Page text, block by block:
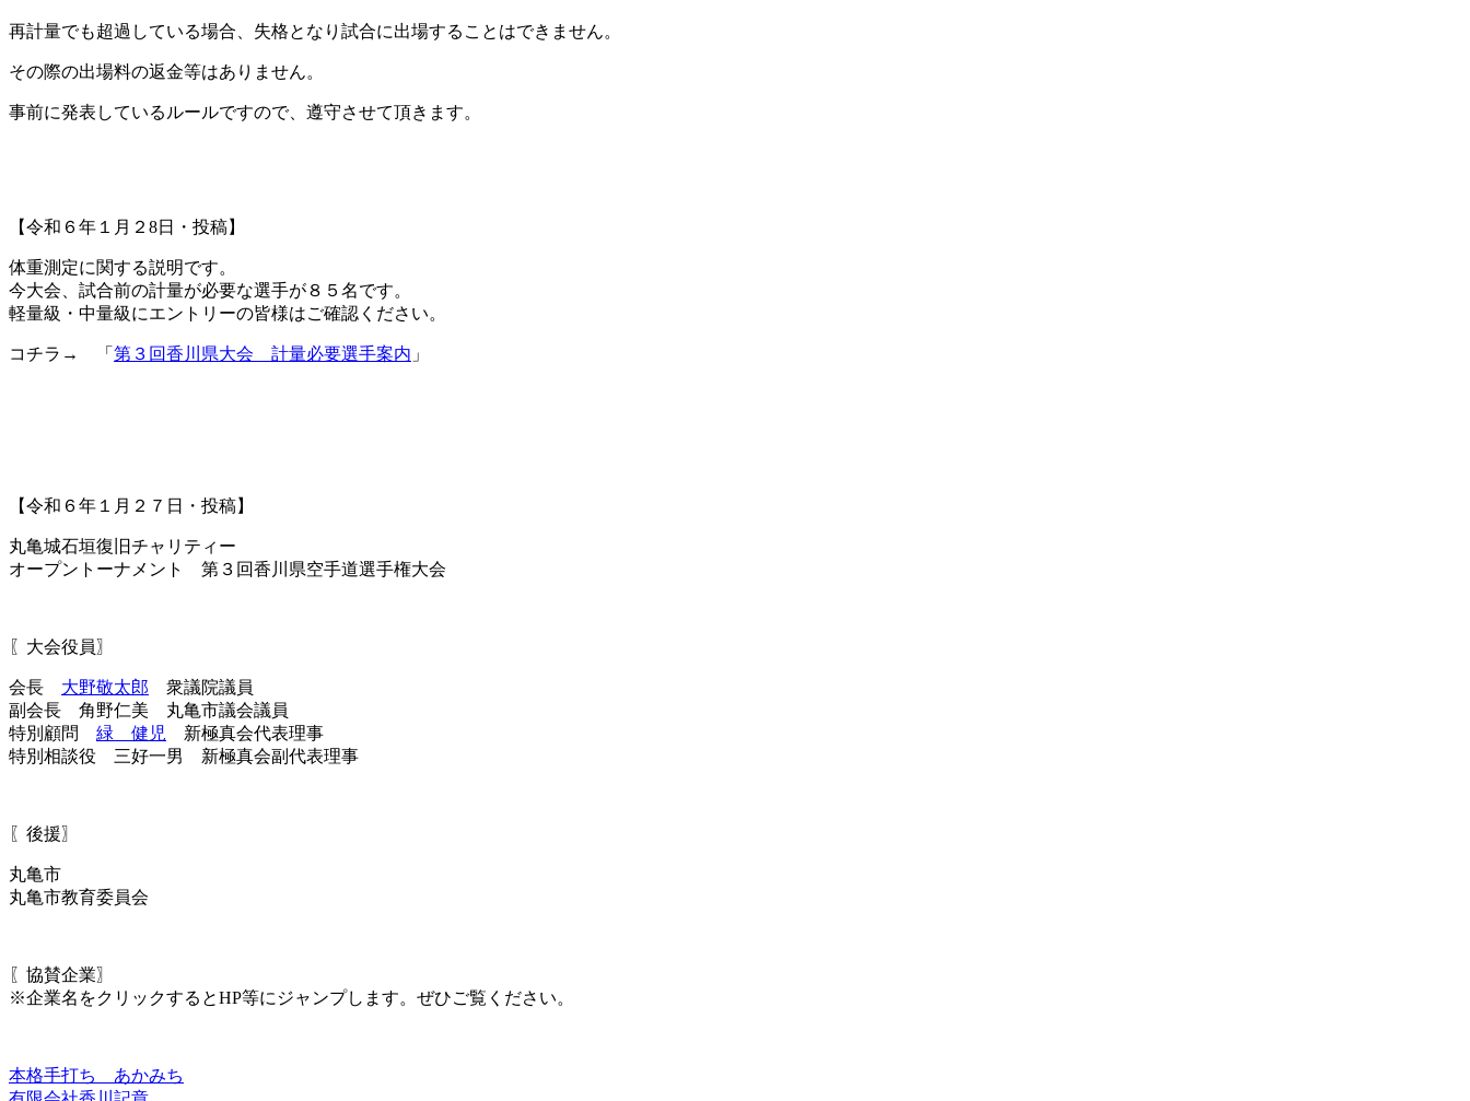
再計量でも超過している場合、失格となり試合に出場することはできません。
その際の出場料の返金等はありません。
事前に発表しているルールですので、遵守させて頂きます。
【令和６年１月２8日・投稿】
体重測定に関する説明です。
今大会、試合前の計量が必要な選手が８５名です。
軽量級・中量級にエントリーの皆様はご確認ください。
コチラ→ 「 第３回香川県大会 計量必要選手案内 」
【令和６年１月２７日・投稿】
丸亀城石垣復旧チャリティー
オープントーナメント 第３回香川県空手道選手権大会
〖大会役員〗
会長 大野敬太郎 衆議院議員
副会長 角野仁美 丸亀市議会議員
特別顧問 緑 健児
新極真会代表理事
特別相談役 三好一男 新極真会副代表理事
〖後援〗
丸亀市
丸亀市教育委員会
〖協賛企業〗
※企業名をクリックするとHP等にジャンプします。ぜひご覧ください。
本格手打ち あかみち